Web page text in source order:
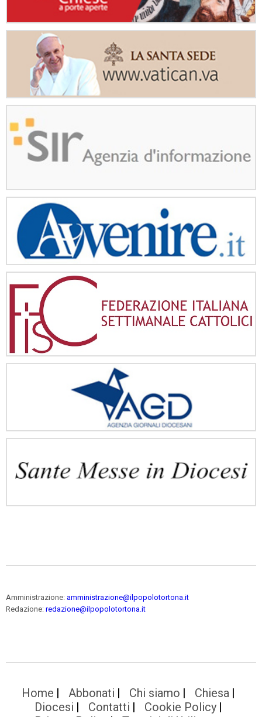
Amministrazione: amministrazione@ilpopolotortona.it
Redazione: redazione@ilpopolotortona.it
Home Abbonati Chi siamo
Chiesa
Diocesi
Contatti
Cookie Policy